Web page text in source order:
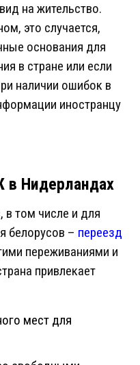
на жительство.
это случается,
основания для
в стране или если
наличии ошибок в
иностранцу
Нидерландах
в том числе и для
белорусов – переезд
переживаниями и
привлекает
мест для